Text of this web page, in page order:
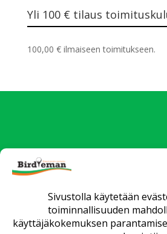
Yli 100 € tilaus
100,00 €ilmaiseen toimitukseen.
Uutiset Verkkokauppa
Fittaus ja opetus
Huollot
Yhteystiedot